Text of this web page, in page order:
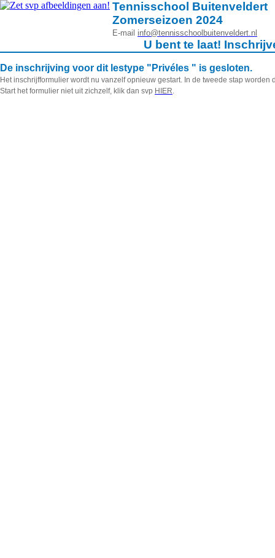
Tennisschool Buitenveldert
Zomerseizoen 2024
E-mail info@tennisschoolbuitenveldert.nl
U bent te laat!
De inschrijving voor dit lestype "Privéles " is gesloten.
Het inschrijfformulier wordt nu vanzelf opnieuw gestart. In de tweede stap
Start het formulier niet uit zichzelf, klik dan svp HIER.